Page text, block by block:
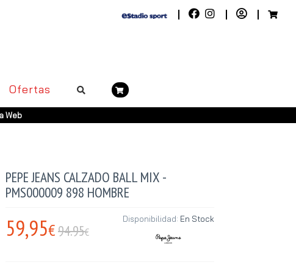
Ofertas
Web
PEPE JEANS CALZADO BALL MIX -
PMS000009 898 HOMBRE
59,95€94.95€
Disponibilidad: En Stock